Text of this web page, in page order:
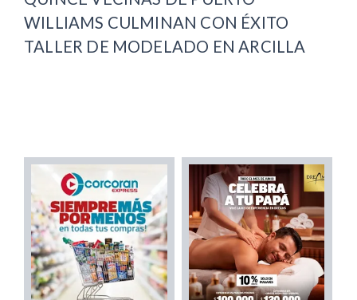
WILLIAMS CULMINAN CON ÉXITO
TALLER DE MODELADO EN ARCILLA